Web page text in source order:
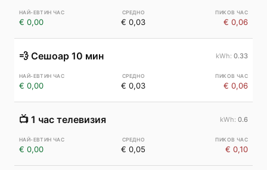
€ 0,00 € 0,03 € 0,06
💨 Сешоар 10 мин 0.33
€ 0,00 € 0,03 € 0,06
📺 1 час телевизия 0.6
€ 0,00 € 0,05 € 0,10